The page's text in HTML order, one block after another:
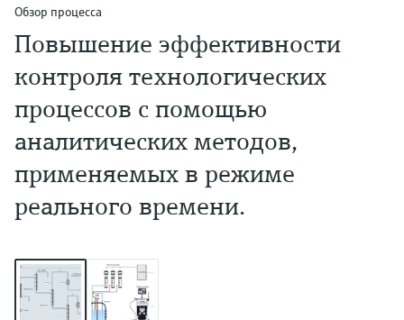
Обзор процесса
Повышение эффективности
контроля технологических
процессов с помощью
аналитических методов,
применяемых в режиме
реального времени.